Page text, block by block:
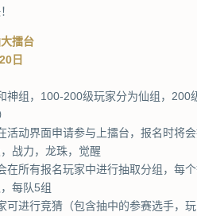
擂台
日
神组，100-200级玩家分为仙组，200
活动界面申请参与上擂台，报名时将
战力，龙珠，觉醒
在所有报名玩家中进行抽取分组，每
每队5组
可进行竞猜（包含抽中的参赛选手，